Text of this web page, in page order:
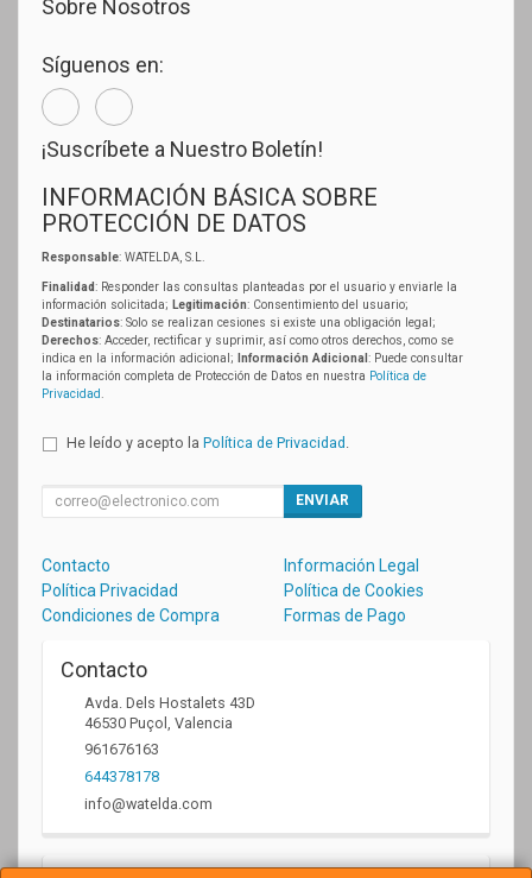
Sobre Nosotros
Síguenos en:
¡Suscríbete a Nuestro Boletín!
INFORMACIÓN BÁSICA SOBRE
PROTECCIÓN DE DATOS
Responsable: WATELDA, S.L.
Finalidad: Responder las consultas planteadas por el usuario y enviarle la
información solicitada; Legitimación: Consentimiento del usuario;
Destinatarios: Solo se realizan cesiones si existe una obligación legal;
Derechos: Acceder, rectificar y suprimir, así como otros derechos, como se
indica en la información adicional;
Información Adicional : Puede consultar
la información completa de Protección de Datos en nuestra Política de
Privacidad
He leído y acepto la Política de Privacidad
ENVIAR
Contacto
Información Legal
Política Privacidad
Política de Cookies
Condiciones de Compra
Formas de Pago
Contacto
Avda. Dels Hostalets 43D
46530 Puçol Valencia
961676163
644378178
info@watelda.com